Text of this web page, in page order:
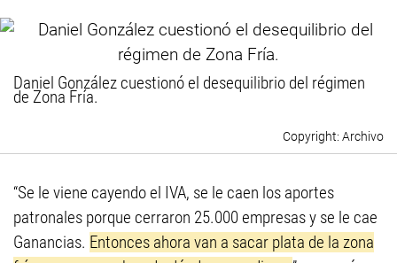
Daniel González cuestionó el desequilibrio del régimen
de Zona Fría.
Archivo
“Se le viene cayendo el IVA, se le caen los aportes
patronales porque cerraron 25.000 empresas y se le cae
Ganancias. Entonces ahora van a sacar plata de la zona